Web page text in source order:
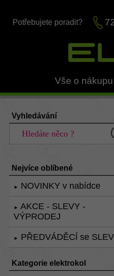
Potřebujete poradit?
Vše o
Vyhledávání
Nejvíce oblíbené
► NOVINKY v nabídce
►
AKCE - SLEVY -
VÝPRODEJ
► PŘEDVÁDĚCÍ se
Kategorie elektrokol